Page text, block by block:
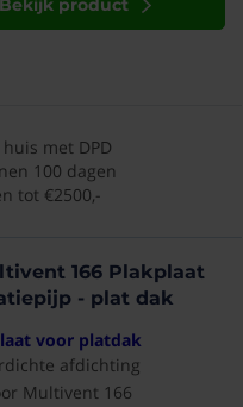
Bekijk product
166 Plakplaat
- plat dak
voor platdak
afdichting
Multivent 166
met DPD
100 dagen
tot €2500,-